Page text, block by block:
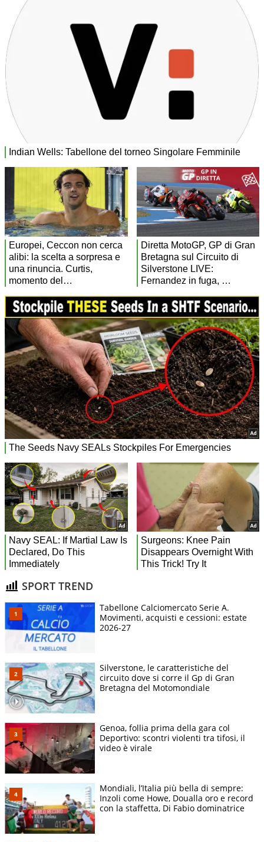
SPORT TREND
Tabellone Calciomercato Serie A.
Movimenti, acquisti e cessioni: estate
2026-27
Silverstone, le caratteristiche del
circuito dove si corre il Gp di Gran
Bretagna del Motomondiale
Genoa, follia prima della gara col
Deportivo: scontri violenti tra tifosi, il
video è virale
Mondiali, l’Italia più bella di sempre:
Inzoli come Howe, Doualla oro e record
con la staffetta, Di Fabio dominatrice